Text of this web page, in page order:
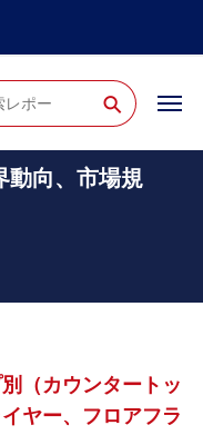
⚲
動向、市場規
（カウンタートッ
ヤー、フロアフラ